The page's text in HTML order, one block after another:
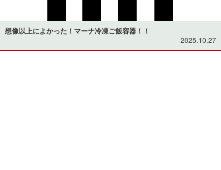
想像以上によかった！マーナ冷凍ご飯容器！！
2025.10.27